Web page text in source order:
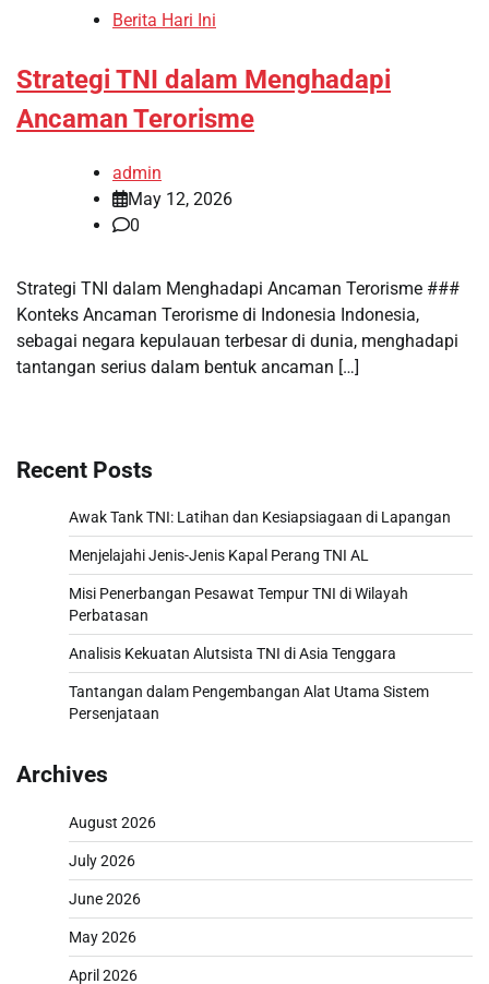
Berita Hari Ini
Strategi TNI dalam Menghadapi
Ancaman Terorisme
admin
May 12, 2026
0
Strategi TNI dalam Menghadapi Ancaman Terorisme ###
Konteks Ancaman Terorisme di Indonesia Indonesia,
sebagai negara kepulauan terbesar di dunia, menghadapi
tantangan serius dalam bentuk ancaman […]
Recent Posts
Awak Tank TNI: Latihan dan Kesiapsiagaan di Lapangan
Menjelajahi Jenis-Jenis Kapal Perang TNI AL
Misi Penerbangan Pesawat Tempur TNI di Wilayah
Perbatasan
Analisis Kekuatan Alutsista TNI di Asia Tenggara
Tantangan dalam Pengembangan Alat Utama Sistem
Persenjataan
Archives
August 2026
July 2026
June 2026
May 2026
April 2026